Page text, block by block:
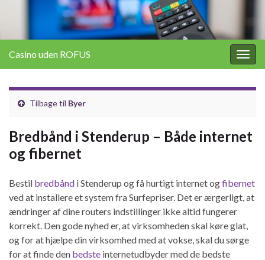
Casino uden ROFUS
Tilbage til Byer
Bredbånd i Stenderup – Både internet
og fibernet
Bestil bredbånd i Stenderup og få hurtigt internet ogfibernet
ved at installere et system fra Surfepriser. Det er ærgerligt, at
ændringer af dine routers indstillinger ikke altid fungerer
korrekt. Den gode nyhed er, at virksomheden skal køre glat,
og for at hjælpe din virksomhed med at vokse, skal du sørge
for at finde den bedste internetudbyder med de bedste